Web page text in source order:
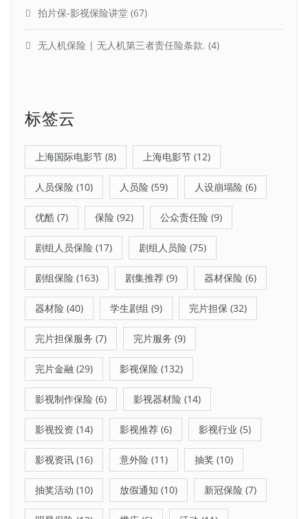
拍片保-影视保险讲堂 (67)
无人机保险 | 无人机第三者责任险条款. (4)
标签云
上海国际电影节 (8) 上海电影节 (12)
人员保险 (10) 人员险 (59) 人设崩塌险 (6)
优酷 (7) 保险 (92) 公众责任险 (9)
剧组人员保险 (17) 剧组人员险 (75)
剧组保险 (163) 剧集推荐 (9) 器材保险 (6)
器材险 (40) 学生剧组 (9) 完片担保 (32)
完片担保服务 (7) 完片服务 (9)
完片金融 (29) 影视保险 (132)
影视制作保险 (6) 影视器材险 (14)
影视投资 (14) 影视推荐 (6) 影视行业 (5)
影视资讯 (16) 意外险 (11) 抽奖 (10)
抽奖活动 (10) 放假通知 (10) 新冠保险 (7)